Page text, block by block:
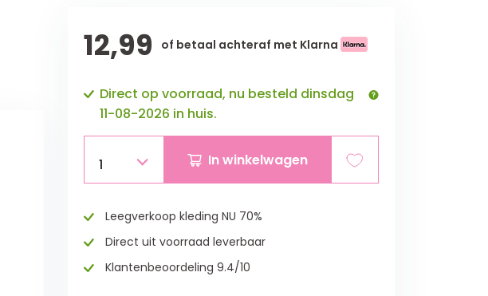
12,99 of betaal achteraf met Klarna
Direct op voorraad, nu besteld dinsdag
11-08-2026 in huis.
1 In winkelwagen
Leegverkoop kleding NU 70%
Direct uit voorraad leverbaar
Klantenbeoordeling 9.4/10